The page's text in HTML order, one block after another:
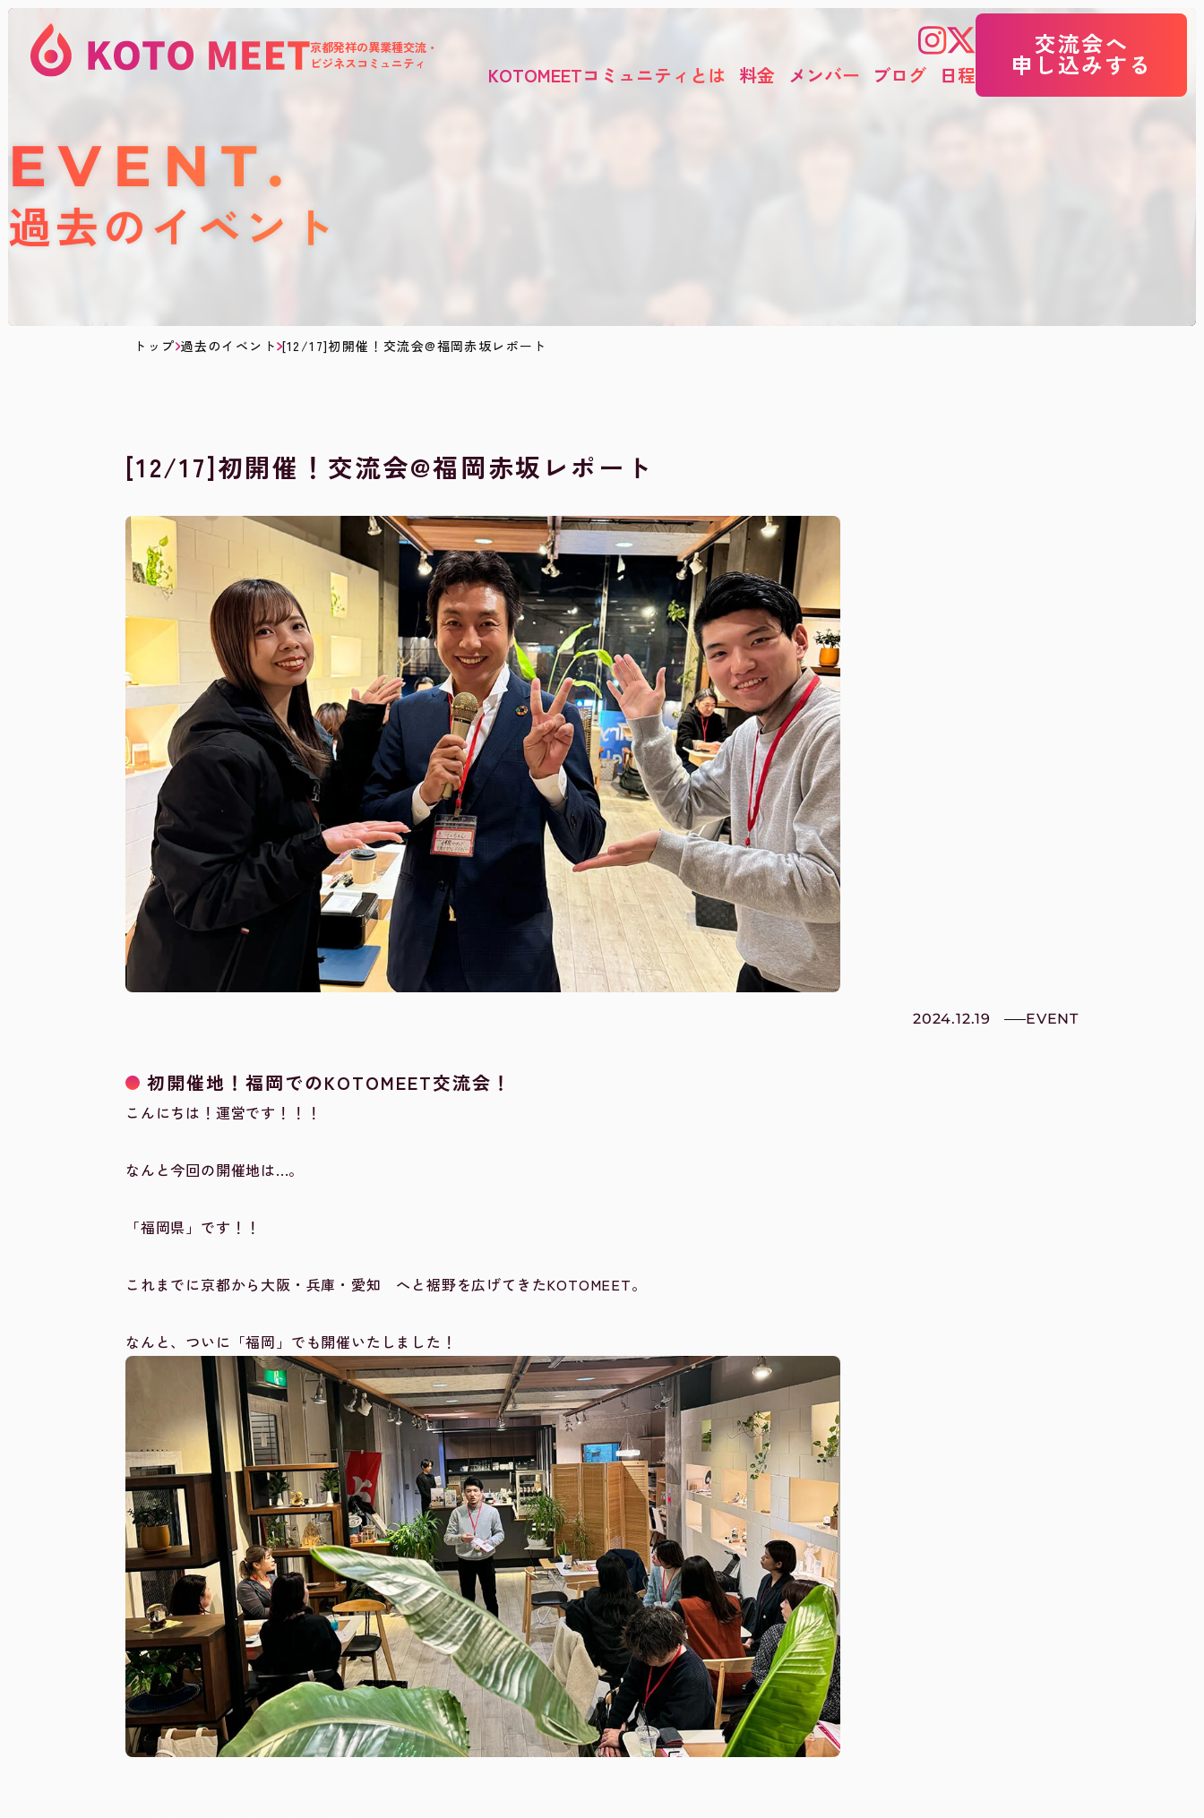
KOTOMEET
コ
ィ
京都発祥の異業種交流・
ビジネスコミュニティ
KOTOMEETコミュニティとは 料金 メンバー ブログ 日程
交流会へ
申し込みする
EVENT
過去のイベント
トップ 過去のイベント [12/17]初開催！交流会@福岡赤坂レポート
[12/17]初開催！交流会@福岡赤坂レポート
2024.12.19 EVENT
初開催地！福岡でのKOTOMEET交流会！
こんにちは！運営です！！！
なんと今回の開催地は...。
「福岡県」です！！
これまでに京都から大阪・兵庫・愛知 へと裾野を広げてきたKOTOMEET。
なんと、ついに「福岡」でも開催いたしました！